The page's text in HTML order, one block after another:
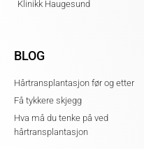
Klinikk Haugesund
BLOG
Hårtransplantasjon før og etter
Få tykkere skjegg
Hva må du tenke på ved
hårtransplantasjon